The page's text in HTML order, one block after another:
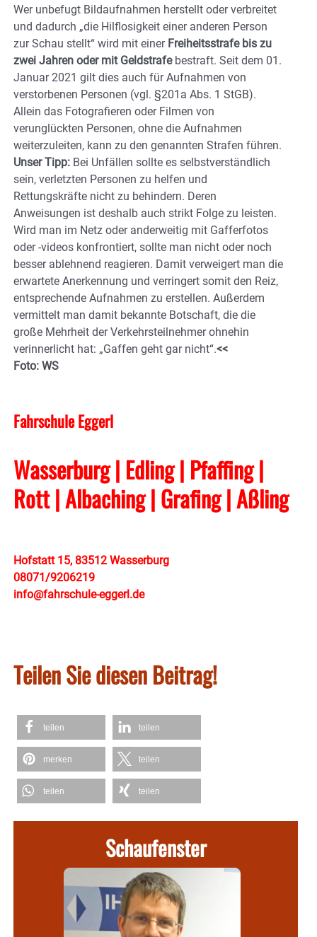
Wer unbefugt Bildaufnahmen herstellt oder verbreitet
und dadurch „die Hilflosigkeit einer anderen Person
zur Schau stellt“ wird mit einer Freiheitsstrafe bis zu
zwei Jahren oder mit Geldstrafebestraft. Seit dem 01.
Januar 2021 gilt dies auch für Aufnahmen von
verstorbenen Personen (vgl. §201a Abs. 1 StGB).
Allein das Fotografieren oder Filmen von
verunglückten Personen, ohne die Aufnahmen
weiterzuleiten, kann zu den genannten Strafen führen.
Unser Tipp: Bei Unfällen sollte es selbstverständlich
sein, verletzten Personen zu helfen und
Rettungskräfte nicht zu behindern. Deren
Anweisungen ist deshalb auch strikt Folge zu leisten.
Wird man im Netz oder anderweitig mit Gafferfotos
oder -videos konfrontiert, sollte man nicht oder noch
besser ablehnend reagieren. Damit verweigert man die
erwartete Anerkennung und verringert somit den Reiz,
entsprechende Aufnahmen zu erstellen. Außerdem
vermittelt man damit bekannte Botschaft, die die
große Mehrheit der Verkehrsteilnehmer ohnehin
verinnerlicht hat: „Gaffen geht gar nicht“.<<
Foto: WS
Fahrschule Eggerl
Wasserburg | Edling | Pfaffing |
Rott | Albaching| Grafing| Aßling
Hofstatt 15, 83512 Wasserburg
08071/9206219
info@fahrschule-eggerl.de
Teilen Sie diesen Beitrag!
teilen teilen
merken teilen
teilen teilen
Schaufenster